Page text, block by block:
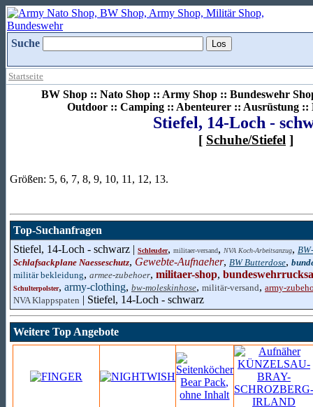
Suche
Startseite
BW Shop :: Nato Shop :: Army Shop :: Bundeswehr
Outdoor :: Camping :: Abenteurer :: Ausrüstung ::
Stiefel, 14-Loch -
[ Schuhe/Stiefel ]
Größen: 5, 6, 7, 8, 9, 10, 11, 12, 13.
Top-Suchanfragen
Stiefel, 14-Loch - schwarz | Schleuder, militaer-versand, NVA Koch-Arbeitsanzug,
Schlafsackplane Naesseschutz, Gewebte-Aufnaeher, BW Butterdose,
militär bekleidung, armee-zubehoer, militaer-shop,
Schulterpolster, army-clothing, bw-moleskinhose, militär-versand, army-
NVA Klappspaten | Stiefel, 14-Loch - schwarz
Weitere Top Angebote